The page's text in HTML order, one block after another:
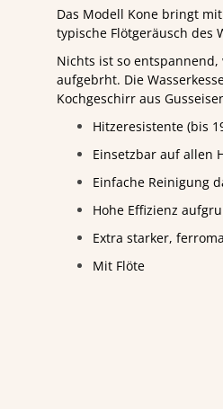
Das Modell Kone bringt
typische Flötgeräusch des
Nichts ist so entspannend,
aufgebrht. Die
Kochgeschirr aus
Hitzeresistente (bis
Einsetzbar auf allen
Einfache Reinigung
Hohe Effizienz
Extra starker,
Mit Flöte